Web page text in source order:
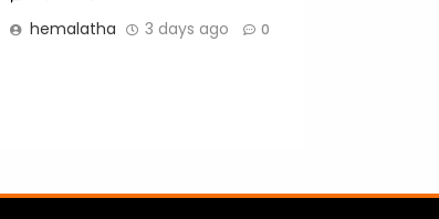
hemalatha 3 days ago 0